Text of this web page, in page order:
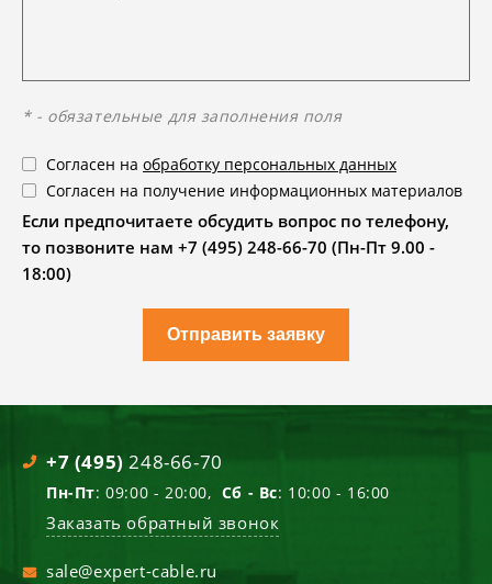
* - обязательные для заполнения поля
Согласен на обработку персональных данных
Согласен на получение информационных материалов
Если предпочитаете обсудить вопрос по телефону,
то позвоните нам +7 (495) 248-66-70 (Пн-Пт 9.00 -
18:00)
Отправить заявку
+7 (495) 248-66-70
Пн-Пт: 09:00 - 20:00, Сб - Вс: 10:00 - 16:00
Заказать обратный звонок
sale@expert-cable.ru